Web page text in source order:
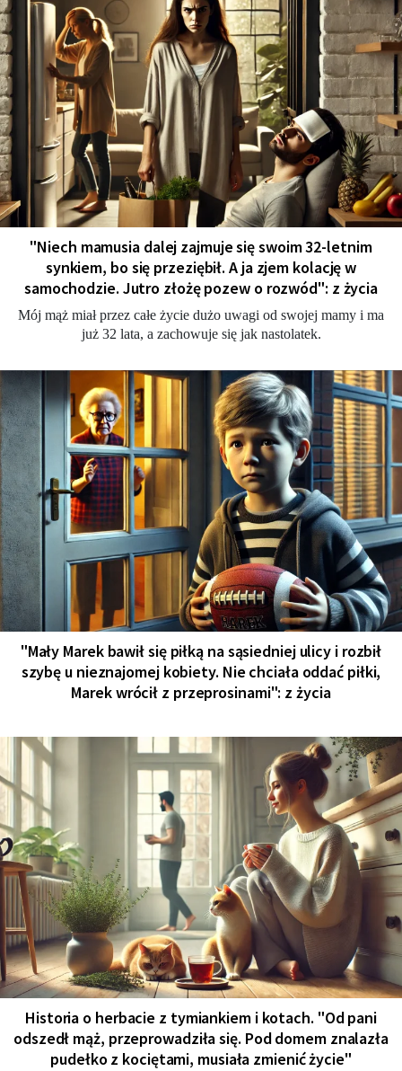
"Niech mamusia dalej zajmuje się swoim 32-letnim
synkiem, bo się przeziębił. A ja zjem kolację w
samochodzie. Jutro złożę pozew o rozwód": z życia
Mój mąż miał przez całe życie dużo uwagi od swojej mamy i ma
już 32 lata, a zachowuje się jak nastolatek.
"Mały Marek bawił się piłką na sąsiedniej ulicy i rozbił
szybę u nieznajomej kobiety. Nie chciała oddać piłki,
Marek wrócił z przeprosinami": z życia
Historia o herbacie z tymiankiem i kotach. "Od pani
odszedł mąż, przeprowadziła się. Pod domem znalazła
pudełko z kociętami, musiała zmienić życie"